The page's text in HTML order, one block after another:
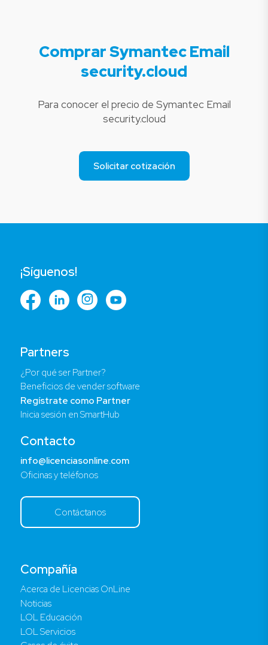
Comprar Symantec Email
security.cloud
Para conocer el precio de Symantec Email
security.cloud
Solicitar cotización
Compañía
Acerca de Licencias OnLine
Noticias
LOL Educación
LOL Servicios
Partners
¿Por qué ser Partner?
Beneficios de vender software
Regístrate como Partner
Inicia sesión en SmartHub
Contacto
info@licenciasonline.com
Oficinas y teléfonos
Contáctanos
¡Síguenos!